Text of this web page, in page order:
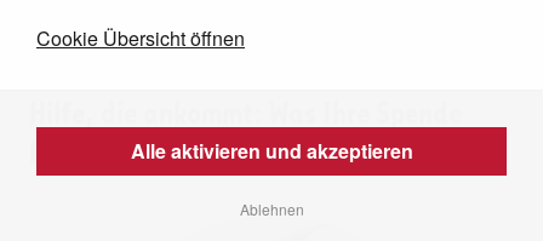
Cookie Übersicht öffnen
Ablehnen
Alle aktivieren und akzeptieren